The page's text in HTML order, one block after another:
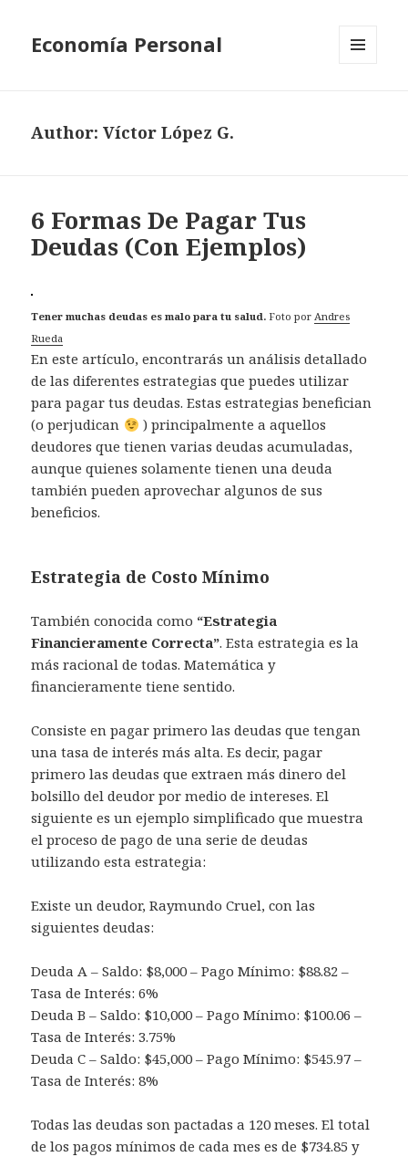
Economía Personal
Author:Víctor López G.
6 Formas De Pagar Tus
Deudas (Con Ejemplos)
Tener muchas deudas es malo para tu salud. Foto porAndres
Rueda
En este artículo, encontrarás un análisis detallado
de las diferentes estrategias que puedes utilizar
para pagar tus deudas. Estas estrategias benefician
(o perjudican
) principalmente a aquellos
deudores que tienen varias deudas acumuladas,
aunque quienes solamente tienen una deuda
también pueden aprovechar algunos de sus
beneficios.
Estrategia de Costo Mínimo
También conocida como “Estrategia
Financieramente Correcta”. Esta estrategia es la
más racional de todas. Matemática y
financieramente tiene sentido.
Consiste en pagar primero las deudas que tengan
una tasa de interés más alta. Es decir, pagar
primero las deudas que extraen más dinero del
bolsillo del deudor por medio de intereses. El
siguiente es un ejemplo simplificado que muestra
el proceso de pago de una serie de deudas
utilizando esta estrategia:
Existe un deudor, Raymundo Cruel, con las
siguientes deudas:
Deuda A – Saldo: $8,000 – Pago Mínimo: $88.82 –
Tasa de Interés: 6%
Deuda B – Saldo: $10,000 – Pago Mínimo: $100.06 –
Tasa de Interés: 3.75%
Deuda C – Saldo: $45,000 – Pago Mínimo: $545.97 –
Tasa de Interés: 8%
Todas las deudas son pactadas a 120 meses. El total
de los pagos mínimos de cada mes es de $734.85 y